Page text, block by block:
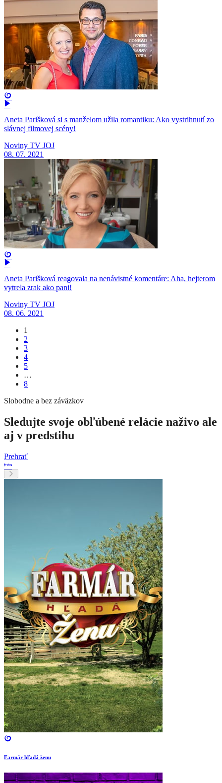
Aneta Parišková si s manželom užila romantiku: Ako vystrihnutí zo
slávnej filmovej scény!
Noviny TV JOJ
08. 07. 2021
Aneta Parišková reagovala na nenávistné komentáre: Aha, hejterom
vytrela zrak ako pani!
Noviny TV JOJ
08. 06. 2021
1
2
3
4
5
…
8
Slobodne a bez záväzkov
Sledujte svoje obľúbené relácie naživo ale
aj v predstihu
Prehrať
Farmár hľadá ženu